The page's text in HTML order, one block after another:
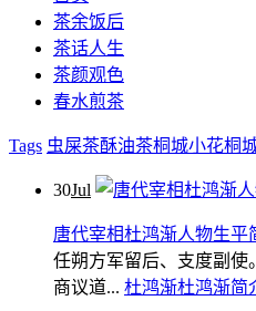
茶余饭后
茶话人生
茶颜观色
春水煎茶
Tags 虫屎茶酥油茶桐城小花桐
30Jul
唐代宰相杜鸿渐人物生平
任朔方军留后、支度副
商议道... 杜鸿渐杜鸿渐简